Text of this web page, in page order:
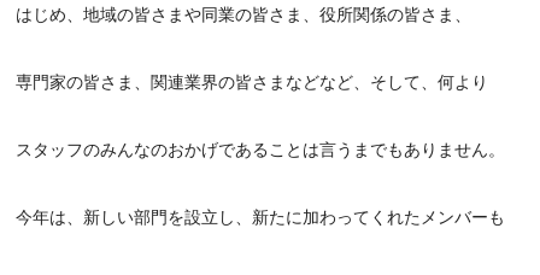
はじめ、地域の皆さまや同業の皆さま、役所関係の皆さま、
専門家の皆さま、関連業界の皆さまなどなど、そして、何より
スタッフのみんなのおかげであることは言うまでもありません。
今年は、新しい部門を設立し、新たに加わってくれたメンバーも